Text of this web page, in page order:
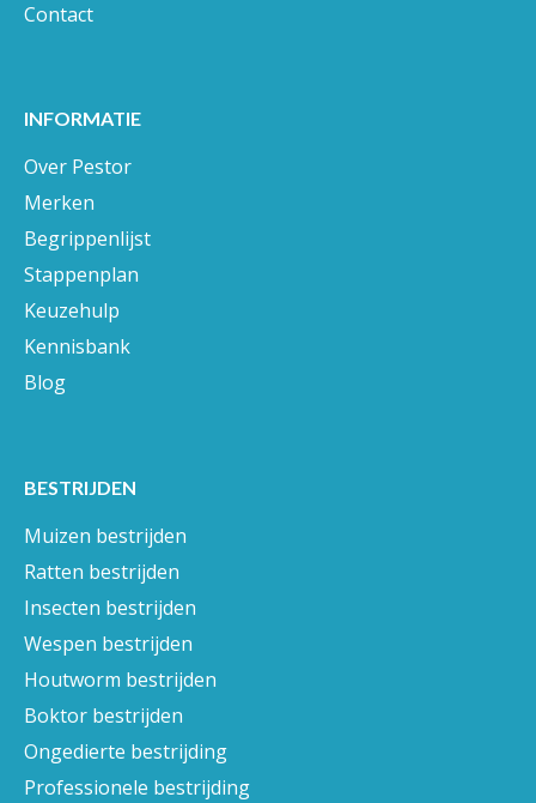
Contact
INFORMATIE
Over Pestor
Merken
Begrippenlijst
Stappenplan
Keuzehulp
Kennisbank
Blog
BESTRIJDEN
Muizen bestrijden
Ratten bestrijden
Insecten bestrijden
Wespen bestrijden
Houtworm bestrijden
Boktor bestrijden
Ongedierte bestrijding
Professionele bestrijding